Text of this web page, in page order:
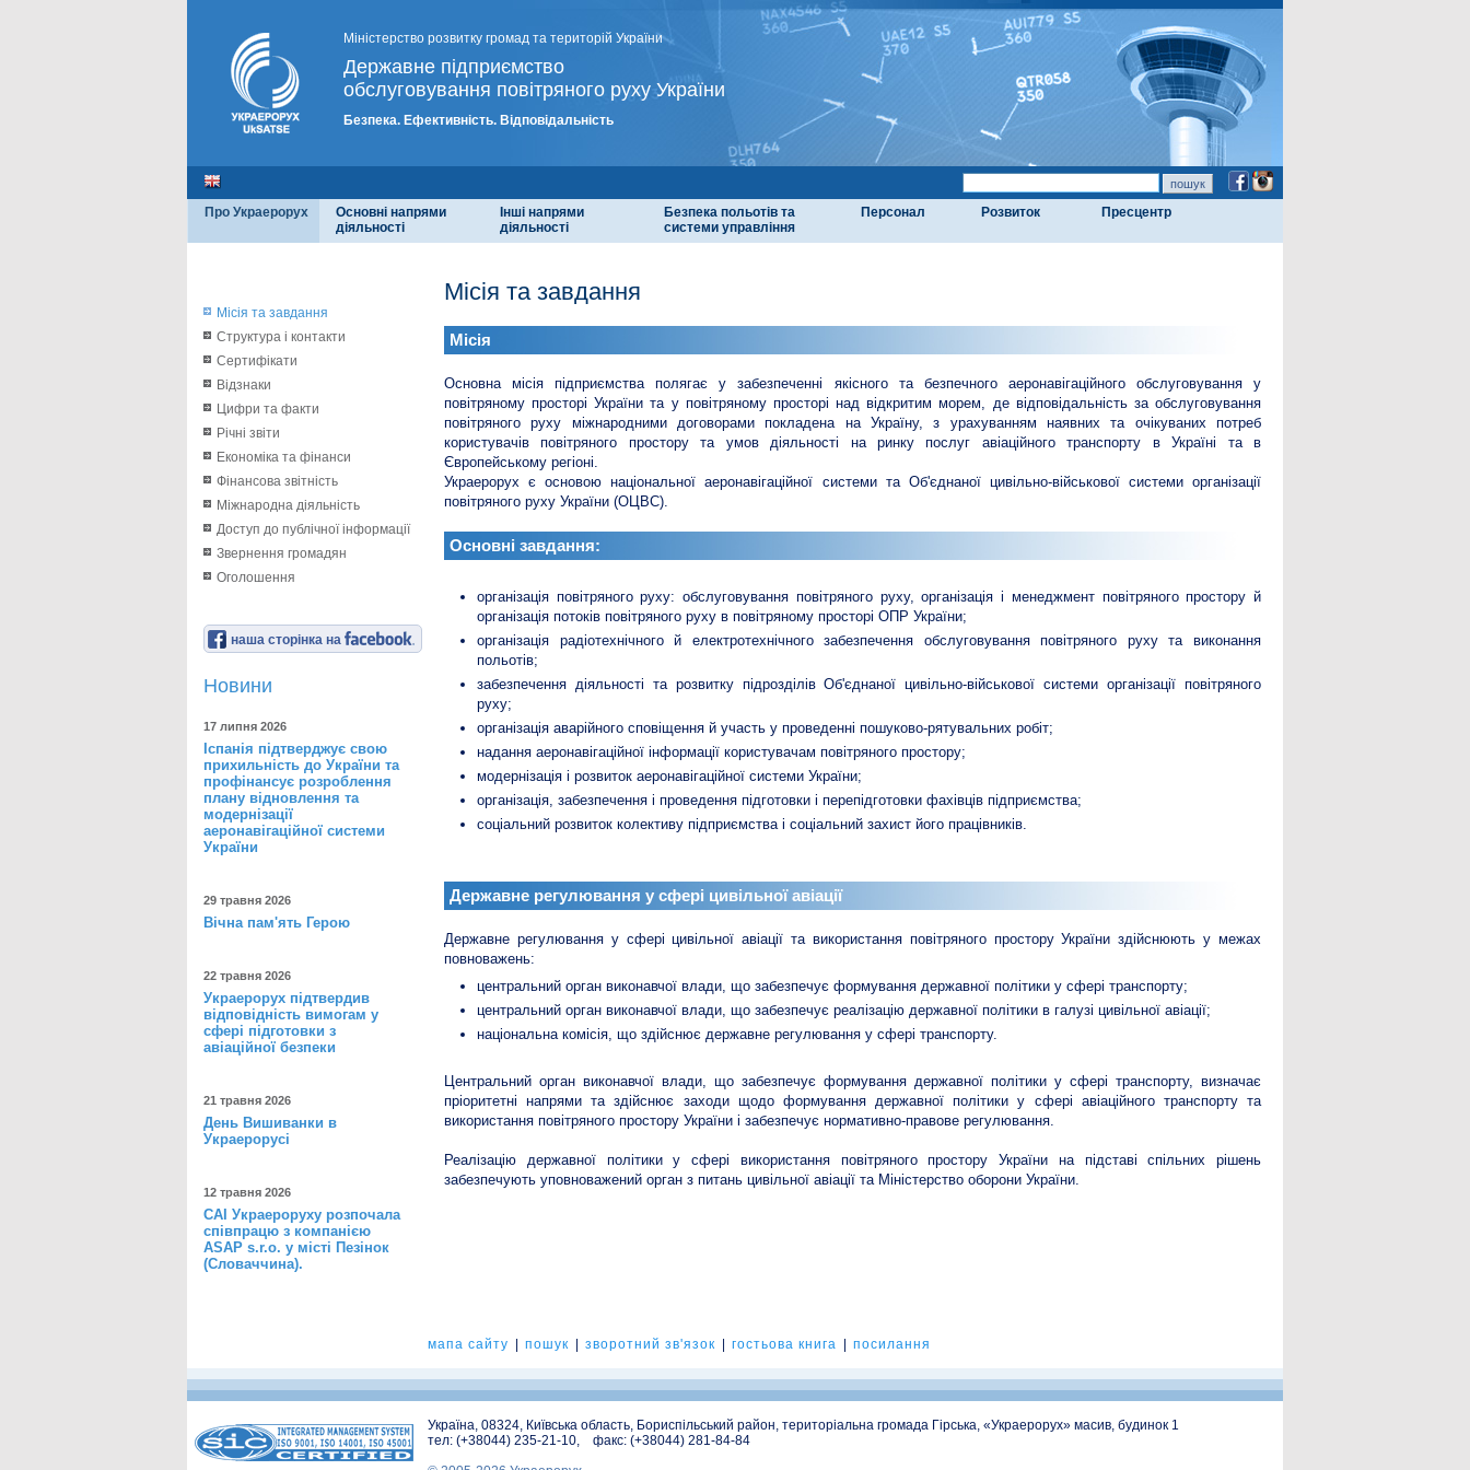
Міністерство розвитку громад та територій України
Державне підприємство
обслуговування повітряного руху України
Безпека. Ефективність. Відповідальність
Про Украерорух
Основні напрями
діяльності
Інші напрями
діяльності
Безпека польотів та
системи управління
Персонал Розвиток Пресцентр
Місія та завдання
Структура і контакти
Сертифікати
Відзнаки
Цифри та факти
Річні звіти
Економіка та фінанси
Фінансова звітність
Міжнародна діяльність
Доступ до публічної інформації
Звернення громадян
Оголошення
наша сторінка на
Новини
17 липня 2026
Іспанія підтверджує свою
прихильність до України та
профінансує розроблення
плану відновлення та
модернізації
аеронавігаційної системи
України
29 травня 2026
Вічна пам'ять Герою
22 травня 2026
Украерорух підтвердив
відповідність вимогам у
сфері підготовки з
авіаційної безпеки
21 травня 2026
День Вишиванки в
Украерорусі
12 травня 2026
САІ Украероруху розпочала
співпрацю з компанією
ASAP s.r.o. у місті Пезінок
(Словаччина).
Місія та завдання
Місія
Основна місія підприємства полягає у забезпеченні якісного та безпечного аеронавігаційного обслуговування у
повітряному просторі України та у повітряному просторі над відкритим морем, де відповідальність за обслуговування
повітряного руху міжнародними договорами покладена на Україну, з урахуванням наявних та очікуваних потреб
користувачів повітряного простору та умов діяльності на ринку послуг авіаційного транспорту в Україні та в
Європейському регіоні.
Украерорух є основою національної аеронавігаційної системи та Об'єднаної цивільно-військової системи організації
повітряного руху України (ОЦВС).
Основні завдання:
організація повітряного руху: обслуговування повітряного руху, організація і менеджмент повітряного простору й
організація потоків повітряного руху в повітряному просторі ОПР України;
організація радіотехнічного й електротехнічного забезпечення обслуговування повітряного руху та виконання
польотів;
забезпечення діяльності та розвитку підрозділів Об'єднаної цивільно-військової системи організації повітряного
руху;
організація аварійного сповіщення й участь у проведенні пошуково-рятувальних робіт;
надання аеронавігаційної інформації користувачам повітряного простору;
модернізація і розвиток аеронавігаційної системи України;
організація, забезпечення і проведення підготовки і перепідготовки фахівців підприємства;
соціальний розвиток колективу підприємства і соціальний захист його працівників.
Державне регулювання у сфері цивільної авіації
Державне регулювання у сфері цивільної авіації та використання повітряного простору України здійснюють у межах
повноважень:
центральний орган виконавчої влади, що забезпечує формування державної політики у сфері транспорту;
центральний орган виконавчої влади, що забезпечує реалізацію державної політики в галузі цивільної авіації;
національна комісія, що здійснює державне регулювання у сфері транспорту.
Центральний орган виконавчої влади, що забезпечує формування державної політики у сфері транспорту, визначає
пріоритетні напрями та здійснює заходи щодо формування державної політики у сфері авіаційного транспорту та
використання повітряного простору України і забезпечує нормативно-правове регулювання.
Реалізацію державної політики у сфері використання повітряного простору України на підставі спільних рішень
забезпечують уповноважений орган з питань цивільної авіації та Міністерство оборони України.
мапа сайту пошук зворотний зв'язок гостьова книга посилання
Україна, 08324, Київська область, Бориспільський район, територіальна громада Гірська, «Украерорух» масив, будинок 1
тел: (+38044) 235-21-10, факс: (+38044) 281-84-84